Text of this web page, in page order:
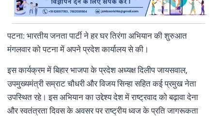
पटना: भारतीय जनता पार्टी ने हर घर तिरंगा अभियान की शुरुआत
मंगलवार को पटना में अपने प्रदेश कार्यालय से की।
इस कार्यक्रम में बिहार भाजपा के प्रदेश अध्यक्ष दिलीप जायसवाल,
उपमुख्यमंत्री सम्राट चौधरी और विजय सिन्हा सहित कई प्रमुख नेता
उपस्थित रहे। इस अभियान का उद्देश्य देश में राष्ट्रवाद को बढ़ावा देना
और स्वतंत्रता दिवस के अवसर पर राष्ट्रीय ध्वज के प्रति जागरूकता